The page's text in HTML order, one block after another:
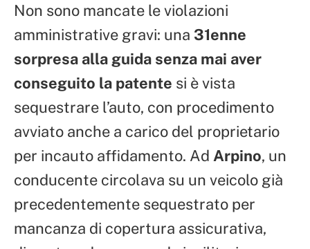
Non sono mancate le violazioni
amministrative gravi: una 31enne
sorpresa alla guida senza mai aver
conseguito la patente si è vista
sequestrare l’auto, con procedimento
avviato anche a carico del proprietario
per incauto affidamento. Ad Arpino, un
conducente circolava su un veicolo già
precedentemente sequestrato per
mancanza di copertura assicurativa,